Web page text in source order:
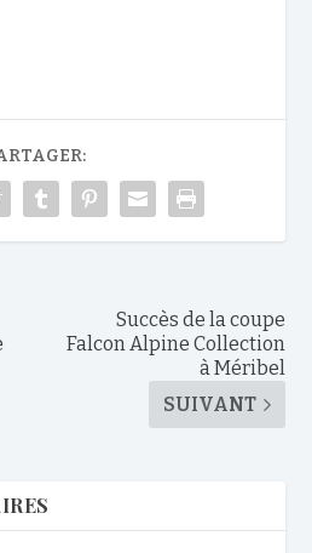
Succès de la coupe
Falcon Alpine Collection
à Méribel
SUIVANT